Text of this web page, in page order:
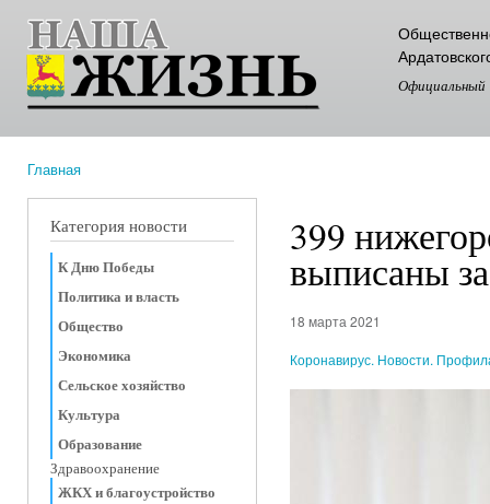
Официальный
Главная
Категория новости
К Дню Победы
Политика и власть
Общество
Экономика
Сельское хозяйство
Культура
Образование
Здравоохранение
ЖКХ и благоустройство
399
выписаны
18 марта 2021
Коронавирус. Новости.